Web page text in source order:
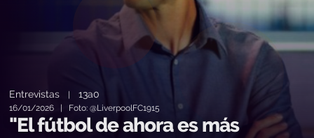
Entrevistas |13a0
16/01/2026 | Foto: @LiverpoolFC1915
"El fútbol de ahora es más